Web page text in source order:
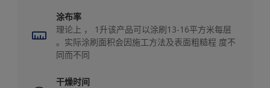
涂布率
理论上 ， 1升该产品可以涂刷13-16平方米每层
。实际涂刷面积会因施工方法及表面粗糙程 度不
同而不同
干燥时间